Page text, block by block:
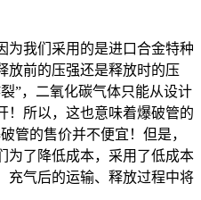
为我们采用的是进口合金特种
放前的压强还是释放时的压
”，二氧化碳气体只能从设计
！所以，这也意味着爆破管的
管的售价并不便宜！但是，
为了降低成本，采用了低成本
充气后的运输、释放过程中将